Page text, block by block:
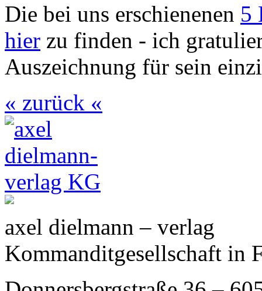
Die bei uns erschienenen 5
hier zu finden - ich
Auszeichnung für sein
« zurück «
axel dielmann – verlag
Kommanditgesellschaft in